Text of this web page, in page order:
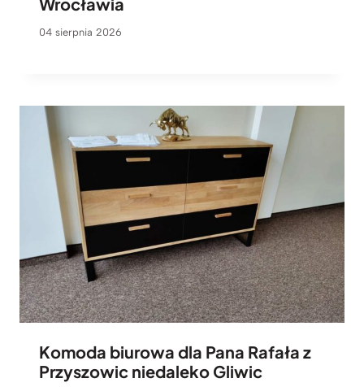
04 sierpnia 2026
Komoda biurowa dla Pana Rafała z
Przyszowic niedaleko Gliwic